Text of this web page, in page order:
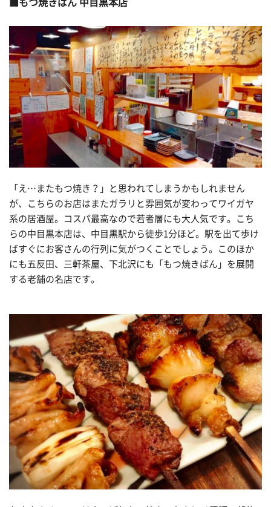
もつ焼きばん 中目黒本店
「え…またもつ焼き？」と思われてしまうかもしれません
が、こちらのお店はまたガラリと雰囲気が変わってワイガヤ
系の居酒屋。コスパ最高なので若者層にも大人気です。こち
らの中目黒本店は、中目黒駅から徒歩1分ほど。駅を出て歩け
ばすぐにお客さんの行列に気がつくことでしょう。このほか
にも五反田、三軒茶屋、下北沢にも「もつ焼きばん」を展開
する老舗の名店です。